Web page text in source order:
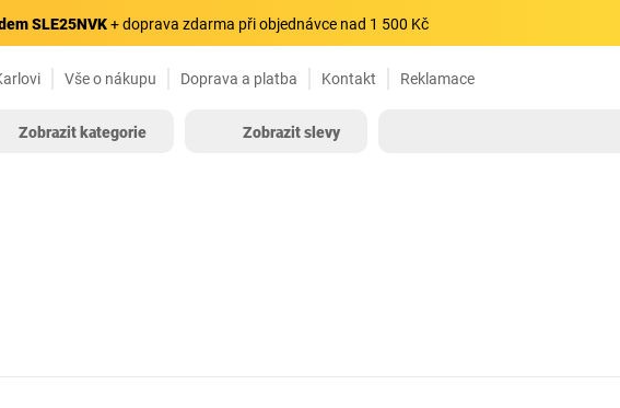
SLE25NVK+ doprava zdarma při objednávce nad 1 500 Kč
Vše o nákupu Doprava a platba Kontakt Reklamace
Zobrazit kategorie Zobrazit slevy